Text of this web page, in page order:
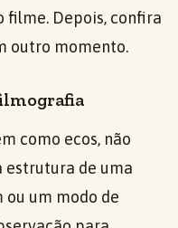
filme. Depois, confira
outro momento.
como ecos, não
estrutura de uma
ou um modo de